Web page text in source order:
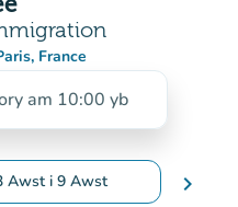
France
Maps)
am 10:00 yb
Awst i 9 Awst
i newid dyddiadau chevron_right